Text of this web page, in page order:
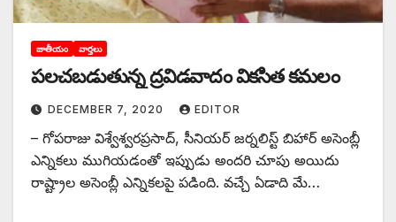
జాతీయం వార్తలు
పలచబడుతున్న ద్రవిడవాదం వికసిత కమలం
DECEMBER 7, 2020 EDITOR
– గోపరాజు విశ్వేశ్వరప్రసాద్‌, సీనియర్‌ ‌జర్నలిస్ట్ ‌బిహార్‌ అసెంబ్లీ
ఎన్నికలు ముగియడంతో ఇప్పుడు అందరి చూపు అయిదు
రాష్ట్రాల అసెంబ్లీ ఎన్నికలపై పడింది. వచ్చే ఏడాది మే…